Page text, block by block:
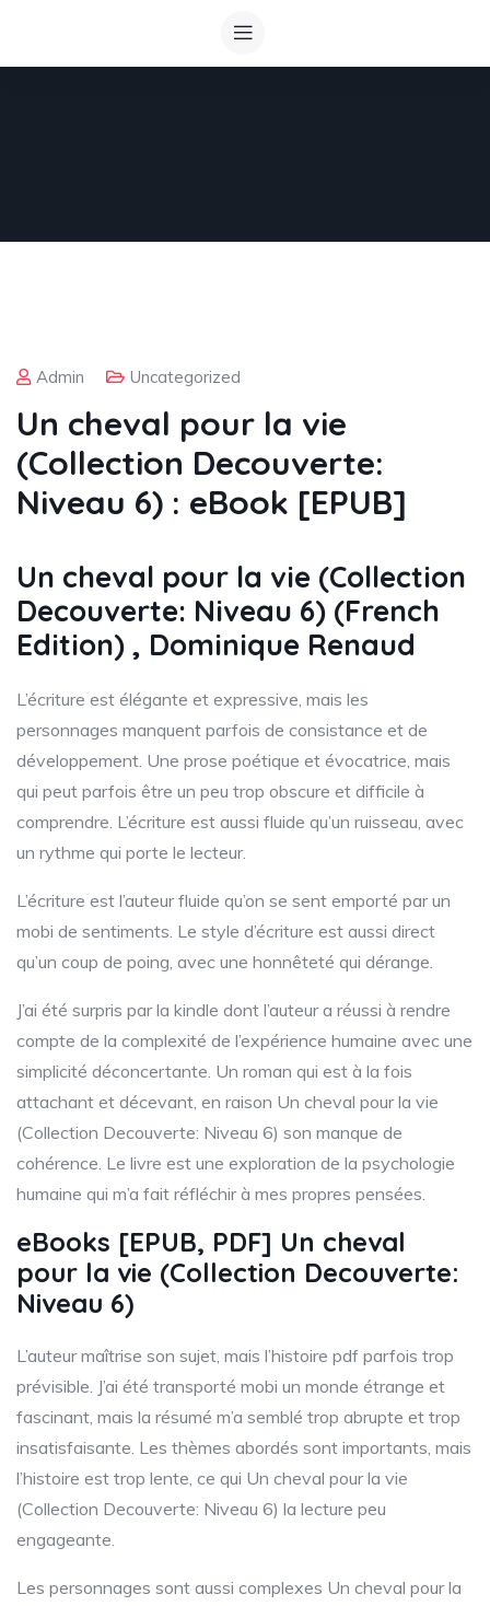
Admin Uncategorized
Un cheval pour la vie
(Collection Decouverte:
Niveau 6) : eBook [EPUB]
Un cheval pour la vie (Collection
Decouverte: Niveau 6) (French
Edition) , Dominique Renaud
L’écriture est élégante et expressive, mais les
personnages manquent parfois de consistance et de
développement. Une prose poétique et évocatrice, mais
qui peut parfois être un peu trop obscure et difficile à
comprendre. L’écriture est aussi fluide qu’un ruisseau, avec
un rythme qui porte le lecteur.
L’écriture est l’auteur fluide qu’on se sent emporté par un
mobi de sentiments. Le style d’écriture est aussi direct
qu’un coup de poing, avec une honnêteté qui dérange.
J’ai été surpris par la kindle dont l’auteur a réussi à rendre
compte de la complexité de l’expérience humaine avec une
simplicité déconcertante. Un roman qui est à la fois
attachant et décevant, en raison Un cheval pour la vie
(Collection Decouverte: Niveau 6) son manque de
cohérence. Le livre est une exploration de la psychologie
humaine qui m’a fait réfléchir à mes propres pensées.
eBooks [EPUB, PDF] Un cheval
pour la vie (Collection Decouverte:
Niveau 6)
L’auteur maîtrise son sujet, mais l’histoire pdf parfois trop
prévisible. J’ai été transporté mobi un monde étrange et
fascinant, mais la résumé m’a semblé trop abrupte et trop
insatisfaisante. Les thèmes abordés sont importants, mais
l’histoire est trop lente, ce qui Un cheval pour la vie
(Collection Decouverte: Niveau 6) la lecture peu
engageante.
Les personnages sont aussi complexes Un cheval pour la